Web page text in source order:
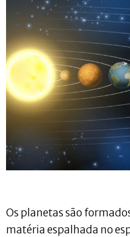
Os planetas são
matéria espalhada no